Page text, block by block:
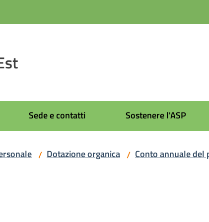
Sede e contatti Sostenere l'ASP
/ Dotazione organica / Conto annuale del